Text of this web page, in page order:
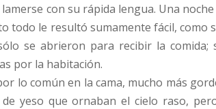
con su rápida lengua. Una
todo le resultó sumamente fácil, como
se abrieron para recibir la comida;
por la habitación.
lo común en la cama, mucho más
yeso que ornaban el cielo raso,